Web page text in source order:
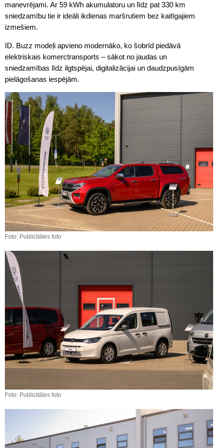
manevrējami. Ar 59 kWh akumulatoru un līdz pat 330 km
sniedzamību tie ir ideāli ikdienas maršrutiem bez kaitīgajiem
izmešiem.
ID. Buzz modeļi apvieno modernāko, ko šobrīd piedāvā
elektriskais komerctransports – sākot no jaudas un
sniedzamības līdz ilgtspējai, digitalizācijai un daudzpusīgām
pielāgošanas iespējām.
Foto: Publicitātes foto
Foto: Publicitātes foto